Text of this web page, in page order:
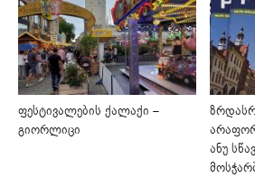
ფესტივალების ქალაქი –
გიორლიცი
ანუ